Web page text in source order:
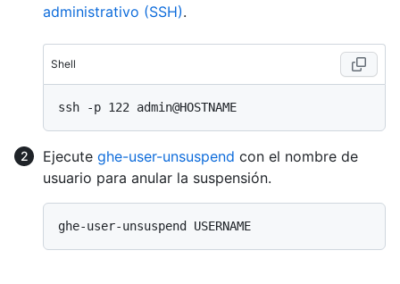
administrativo (SSH).
Shell
Ejecute ghe-user-unsuspend con el nombre de
usuario para anular la suspensión.